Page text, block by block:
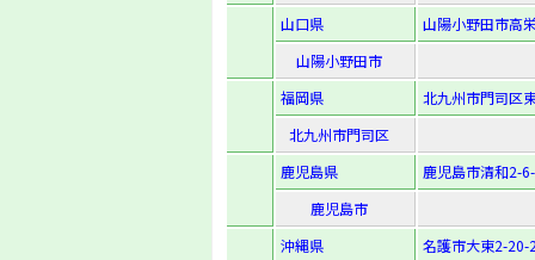
山口県
山陽小野田市高
山陽小野田市
福岡県
北九州市門司区
北九州市門司区
鹿児島県
鹿児島市清和2-
鹿児島市
沖縄県
名護市大東2-20-